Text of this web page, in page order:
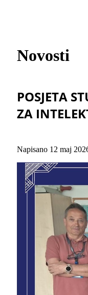
Novosti
POSJETA
ZA
Napisano 12 maj